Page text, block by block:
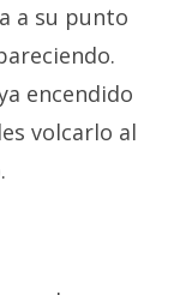
a su punto
encendido
volcarlo al